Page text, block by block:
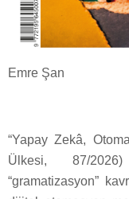
Emre Şan
“Yapay Zekâ,
Ülkesi, 87/
“gramatizasyon”